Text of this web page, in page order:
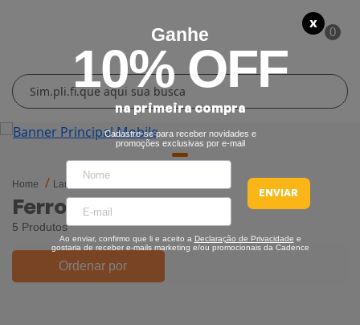
0
Home Lar
Ferros De Passar
5 Produtos
Ordenar por
X
Ganhe
10% OFF
na primeira compra
Cadastre-se para receber novidades e
promoções exclusivas por e-mail
ENVIAR
Ao enviar, confirmo que li e aceito a Declaração de Privacidade e
gostaria de receber e-mails marketing e/ou promocionais da Cadence
Cozinha
Liquidificadores
Grills e Sanduicheiras
Chaleiras Elétricas
Lar
Conforto Térmico
Climatizadores
Ventiladores
Cuidados Pessoais
Secadores
Cortadores de Cabelo
Pranchas